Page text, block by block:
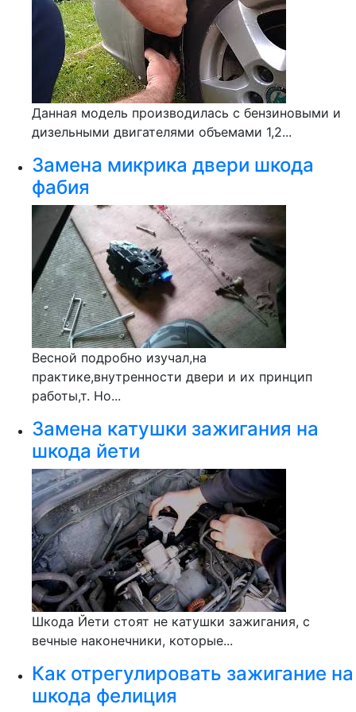
Данная модель производилась с бензиновыми и
дизельными двигателями объемами 1,2...
Замена микрика двери шкода
фабия
Весной подробно изучал,на
практике,внутренности двери и их принцип
работы,т. Но...
Замена катушки зажигания на
шкода йети
Шкода Йети стоят не катушки зажигания, с
вечные наконечники, которые...
Как отрегулировать зажигание на
шкода фелиция